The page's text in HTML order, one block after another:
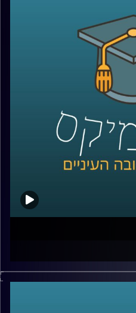
קטנה, פחות מחצי
גלובלית שאי אפשר